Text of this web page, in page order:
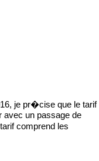
je pr�cise que le tarif
avec un passage de
comprend les